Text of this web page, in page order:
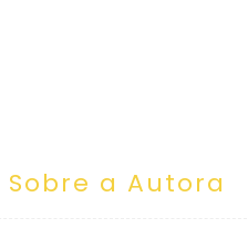
Sobre a Autora